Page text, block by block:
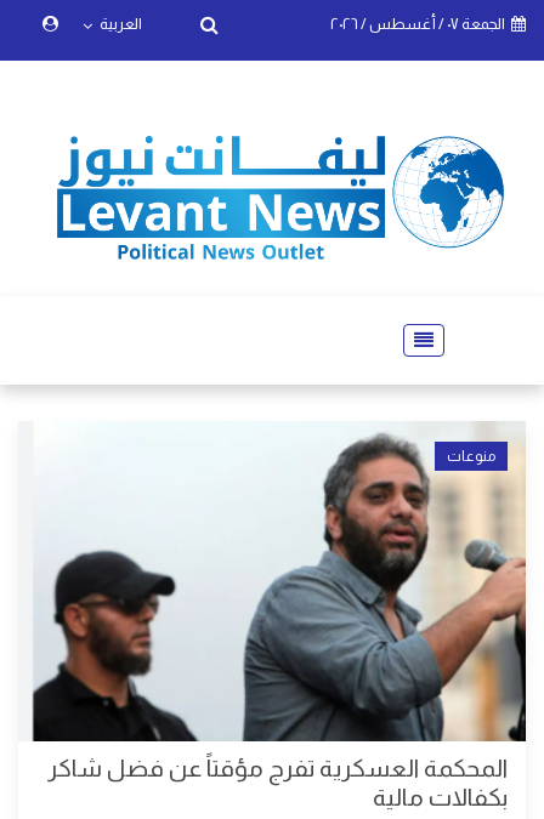
الجمعة ٠٧ / أغسطس / ٢٠٢٦ العربية
منوعات
المحكمة العسكرية تفرج مؤقتاً عن فضل شاكر
بكفالات مالية